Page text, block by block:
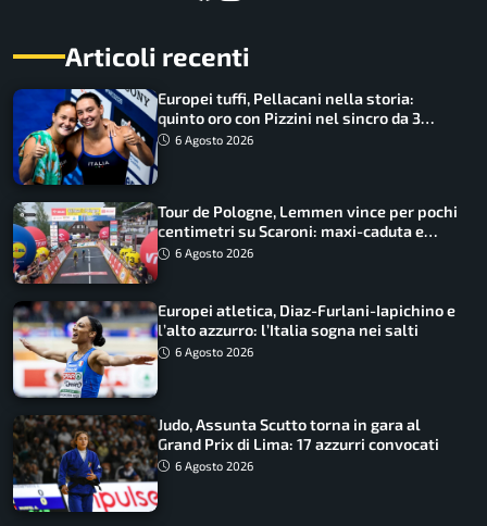
Articoli recenti
Europei tuffi, Pellacani nella storia:
quinto oro con Pizzini nel sincro da 3
metri
6 Agosto 2026
Tour de Pologne, Lemmen vince per pochi
centimetri su Scaroni: maxi-caduta e
tappa accorciata
6 Agosto 2026
Europei atletica, Diaz-Furlani-Iapichino e
l’alto azzurro: l’Italia sogna nei salti
6 Agosto 2026
Judo, Assunta Scutto torna in gara al
Grand Prix di Lima: 17 azzurri convocati
6 Agosto 2026